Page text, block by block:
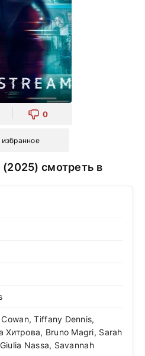
0
избранное
Tiffany Dennis,
Bruno Magri, Sarah
Nassa, Savannah